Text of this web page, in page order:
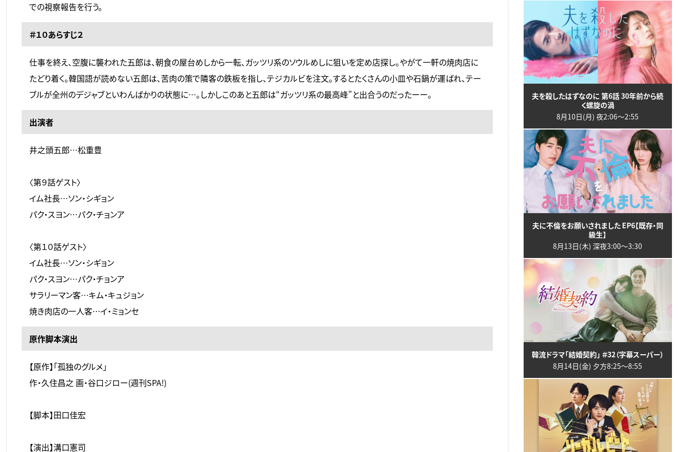
での視察報告を行う。
＃１０あらすじ２
仕事を終え、空腹に襲われた五郎は、朝食の屋台めしから一転、ガッツリ系のソウルめしに狙いを定め店探し。やがて一軒の焼肉店に
たどり着く。韓国語が読めない五郎は、苦肉の策で隣客の鉄板を指し、テジカルビを注文。するとたくさんの小皿や石鍋が運ばれ、テー
ブルが全州のデジャブといわんばかりの状態に…。しかしこのあと五郎は“ガッツリ系の最高峰”と出合うのだったーー。
出演者
井之頭五郎…松重豊
〈第９話ゲスト〉
イム社長…ソン・シギョン
パク・スヨン…パク・チョンア
〈第１０話ゲスト〉
イム社長…ソン・シギョン
パク・スヨン…パク・チョンア
サラリーマン客…キム・キュジョン
焼き肉店の一人客…イ・ミョンセ
原作脚本演出
【原作】「孤独のグルメ」
作・久住昌之 画・谷口ジロー(週刊SPA!)
【脚本】田口佳宏
【演出】溝口憲司
夫を殺したはずなのに 第6話 30年前から続
く螺旋の渦
8月10日(月) 夜2:06〜2:55
夫に不倫をお願いされました EP6【既存・同
級生】
8月13日(木) 深夜3:00〜3:30
韓流ドラマ「結婚契約」 ＃32（字幕スーパー）
8月14日(金) 夕方8:25〜8:55